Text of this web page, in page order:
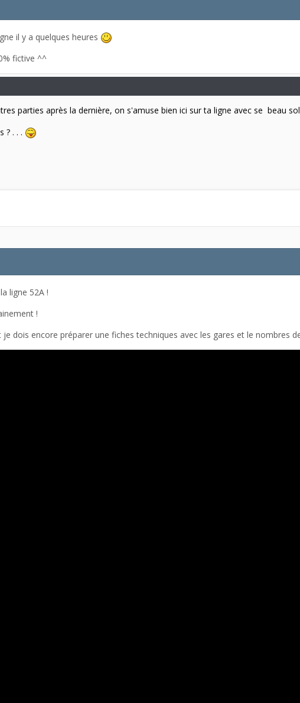
il y a quelques heures
fictive ^^
parties après la dernière, on s'amuse bien ici sur ta ligne avec se beau
? . . .
ligne 52A !
!
dois encore préparer une fiches techniques avec les gares et le nombres